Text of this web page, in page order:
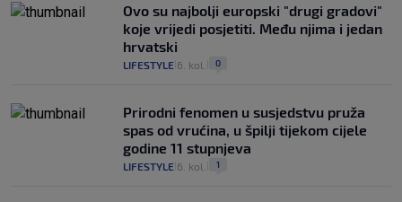
Ovo su najbolji europski "drugi gradovi"
koje vrijedi posjetiti. Među njima i jedan
hrvatski
LIFESTYLE 6. kol. 0
Prirodni fenomen u susjedstvu pruža
spas od vrućina, u špilji tijekom cijele
godine 11 stupnjeva
LIFESTYLE 6. kol. 1